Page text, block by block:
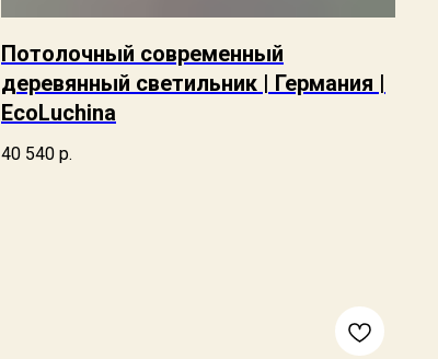
Потолочный современный
деревянный светильник | Германия |
EcoLuchina
40 540 р.